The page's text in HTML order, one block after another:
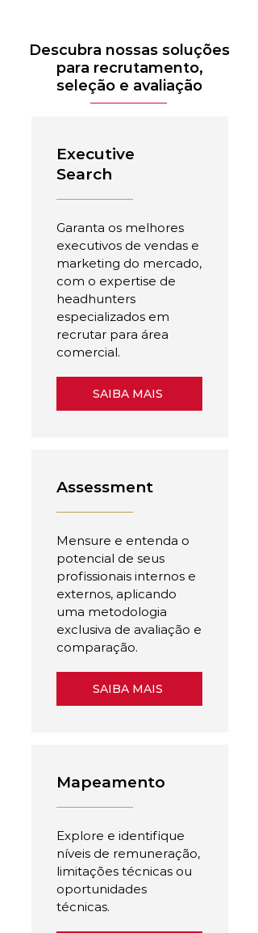
Descubra nossas soluções
para recrutamento,
seleção e avaliação
Executive
Search
Garanta os melhores
executivos de vendas e
marketing do mercado,
com o expertise de
headhunters
especializados em
recrutar para área
comercial.
SAIBA MAIS
Assessment
Mensure e entenda o
potencial de seus
profissionais internos e
externos, aplicando
uma metodologia
exclusiva de avaliação e
comparação.
SAIBA MAIS
Mapeamento
Explore e identifique
níveis de remuneração,
limitações técnicas ou
oportunidades
técnicas.